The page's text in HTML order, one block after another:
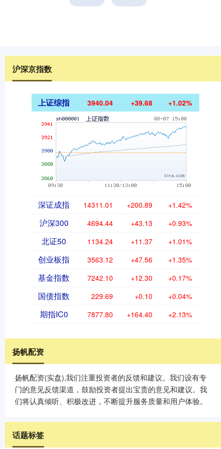
沪深京指数
上证综指 3940.04 +39.68 +1.02%
深证成指 14311.01 +200.89 +1.42%
沪深300 4694.44 +43.13 +0.93%
北证50 1134.24 +11.37 +1.01%
创业板指 3563.12 +47.56 +1.35%
基金指数 7242.10 +12.30 +0.17%
国债指数 229.69 +0.10 +0.04%
期指IC0 7877.80 +164.40 +2.13%
扬帆配资
扬帆配资(实盘),我们注重投资者的反馈和建议。我们设有专
门的意见反馈渠道，鼓励投资者提出宝贵的意见和建议。我
们将认真倾听、积极改进，不断提升服务质量和用户体验。
话题标签